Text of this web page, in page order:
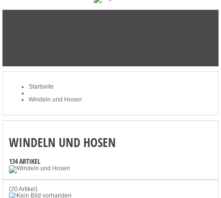
Startseite
Windeln und Hosen
WINDELN UND HOSEN
134 ARTIKEL
(20 Artikel)